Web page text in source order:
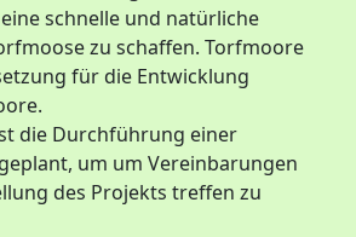
schnelle und natürliche
zu schaffen. Torfmoore
für die Entwicklung
die Durchführung einer
um um Vereinbarungen
des Projekts treffen zu